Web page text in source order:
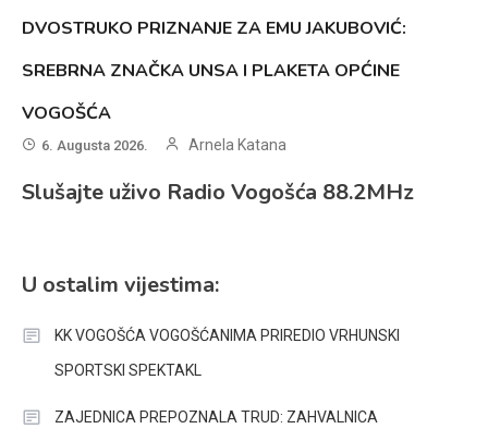
DVOSTRUKO PRIZNANJE ZA EMU JAKUBOVIĆ:
SREBRNA ZNAČKA UNSA I PLAKETA OPĆINE
VOGOŠĆA
6. Augusta 2026. Arnela Katana
Slušajte uživo Radio Vogošća 88.2MHz
U ostalim vijestima:
KK VOGOŠĆA VOGOŠĆANIMA PRIREDIO VRHUNSKI
SPORTSKI SPEKTAKL
ZAJEDNICA PREPOZNALA TRUD: ZAHVALNICA